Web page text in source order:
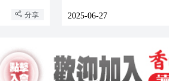
分享 2025-06-27